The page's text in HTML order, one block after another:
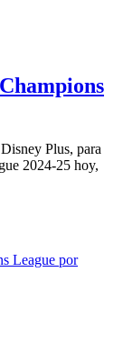
Plus, para
2024-25 hoy,